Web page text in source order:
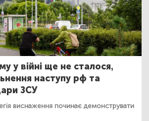
у війні ще не сталося,
наступу рф та
ЗСУ
виснаження починає демонструвати